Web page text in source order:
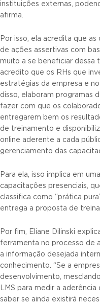
instituições externas,
afirma.
Por isso, ela acredita que
de ações assertivas com
muito a se beneficiar dessa
acredito que os RHs que
estratégias da empresa e
disso, elaboram programas
fazer com que os
entregarem bem os
de treinamento e
online aderente a cada
gerenciamento das
Para ela, isso implica em
capacitações presenciais,
classifica como “prática
entrega a proposta de
Por fim, Eliane Dilinski
ferramenta no processo de
a informação desejada
conhecimento. “Se a
desenvolvimento,
LMS para medir a
saber se ainda existirá